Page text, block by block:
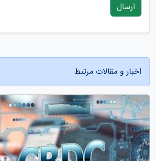
ارسال
اخبار و مقالات مرتبط